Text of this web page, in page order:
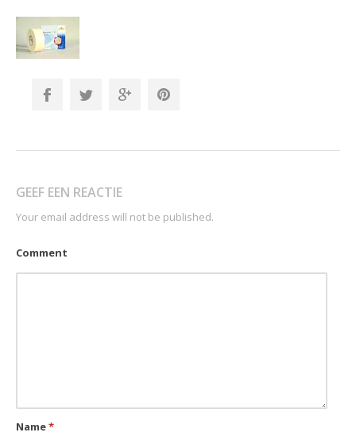
GEEF EEN REACTIE
Your email address will not be published.
Comment
Name*